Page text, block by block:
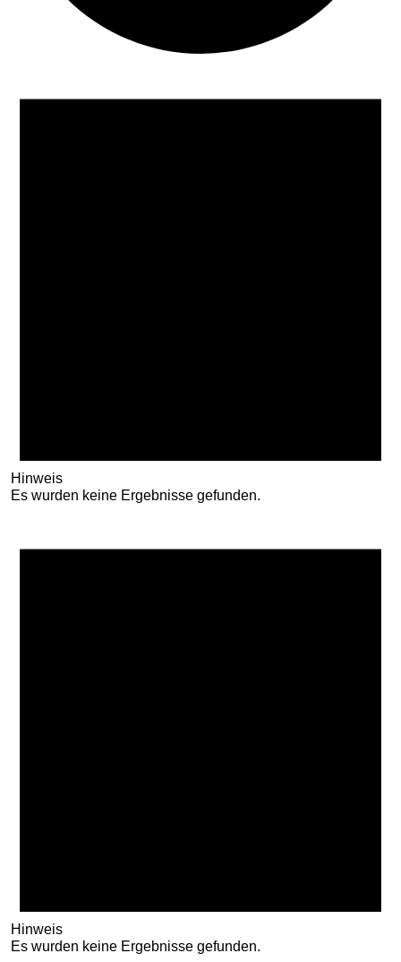
Hinweis
Es wurden keine Ergebnisse gefunden.
Hinweis
Es wurden keine Ergebnisse gefunden.